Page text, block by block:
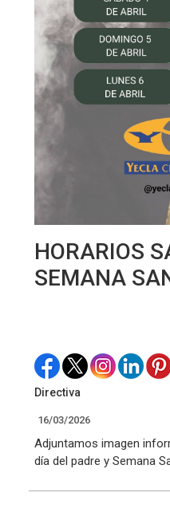
HORARIOS
SEMANA
Directiva
16/03/2026
Adjuntamos imagen
día del padre y Semana